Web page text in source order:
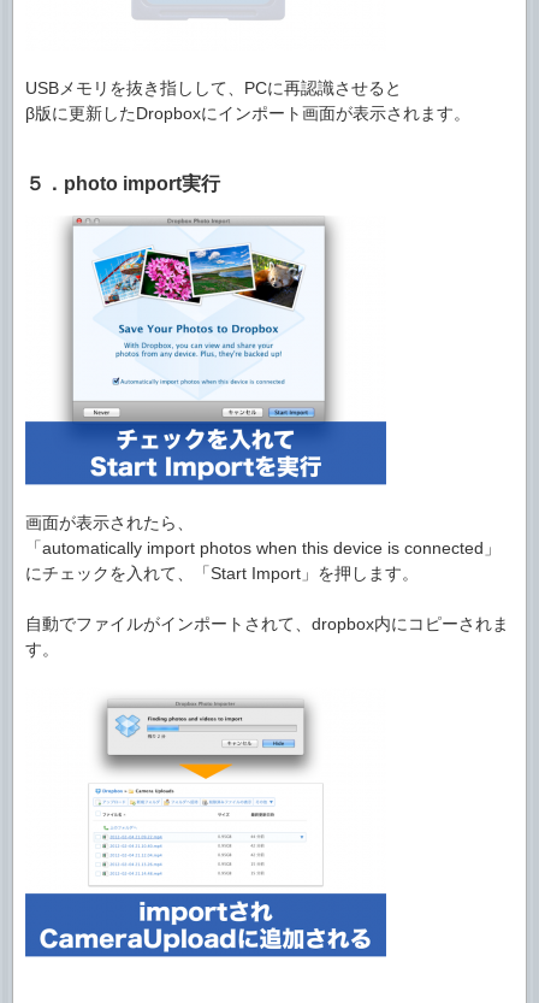
USBメモリを抜き指しして、PCに再認識させると
β版に更新したDropboxにインポート画面が表示されます。
５．photo import実行
画面が表示されたら、
「automatically import photos when this device is connected」
にチェックを入れて、「Start Import」を押します。
自動でファイルがインポートされて、dropbox内にコピーされま
す。